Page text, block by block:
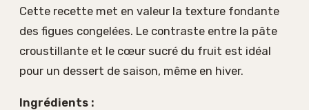
Cette recette met en valeur la texture fondante
des figues congelées. Le contraste entre la pâte
croustillante et le cœur sucré du fruit est idéal
pour un dessert de saison, même en hiver.
Ingrédients :